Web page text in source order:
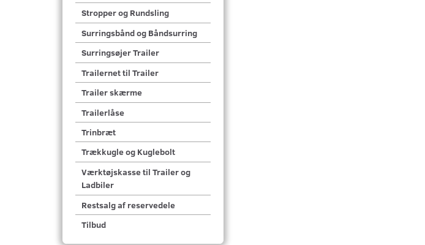
Stropper og Rundsling
Surringsbånd og Båndsurring
Surringsøjer Trailer
Trailernet til Trailer
Trailer skærme
Trailerlåse
Trinbræt
Trækkugle og Kuglebolt
Værktøjskasse til Trailer og
Ladbiler
Restsalg af reservedele
Tilbud